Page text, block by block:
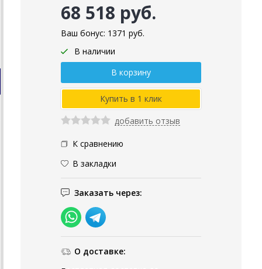
68 518 руб.
Ваш бонус: 1371 руб.
В наличии
добавить отзыв
К сравнению
В закладки
Заказать через:
О доставке: